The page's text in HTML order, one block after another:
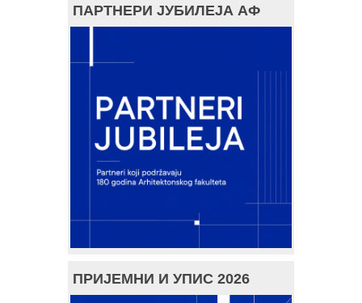
ПАРТНЕРИ ЈУБИЛЕЈА АФ
ПРИЈЕМНИ И УПИС 2026